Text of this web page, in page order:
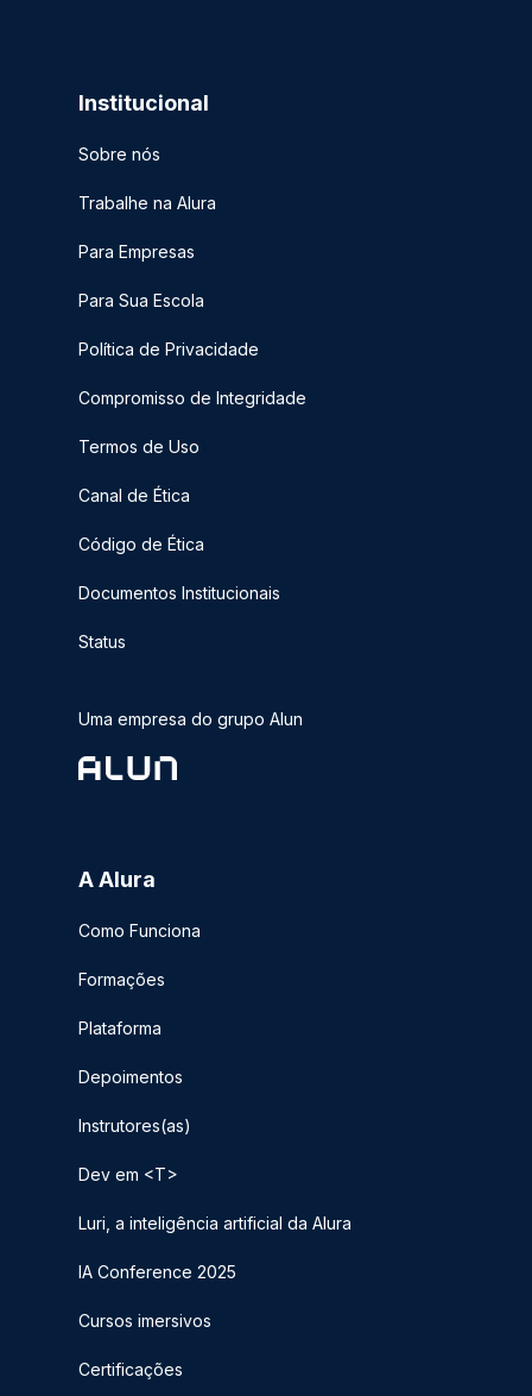
Institucional
Sobre nós
Trabalhe na Alura
Para Empresas
Para Sua Escola
Política de Privacidade
Compromisso de Integridade
Termos de Uso
Canal de Ética
Código de Ética
Documentos Institucionais
Status
Uma empresa do grupo Alun
A Alura
Como Funciona
Formações
Plataforma
Depoimentos
Instrutores(as)
Dev em <T>
Luri, a inteligência artificial da Alura
IA Conference 2025
Cursos imersivos
Certificações